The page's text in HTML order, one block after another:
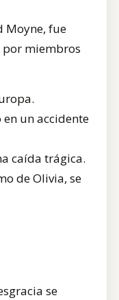
Moyne, fue
por miembros
un accidente
caída trágica.
de Olivia, se
se